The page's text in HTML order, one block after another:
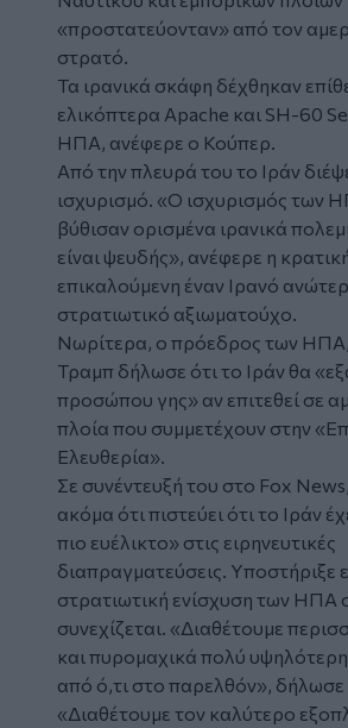
«προστατεύονταν» από τον
στρατό.
Τα ιρανικά σκάφη δέχθηκαν
ελικόπτερα Apache και SH-60
ΗΠΑ, ανέφερε ο Κούπερ.
Από την πλευρά του το Ιράν
ισχυρισμό. «Ο ισχυρισμός των
βύθισαν ορισμένα ιρανικά
είναι ψευδής», ανέφερε η
επικαλούμενη έναν Ιρανό
στρατιωτικό αξιωματούχο.
Νωρίτερα, ο πρόεδρος των
Τραμπ δήλωσε ότι το Ιράν θα
προσώπου γης» αν επιτεθεί σε
πλοία που συμμετέχουν στην
Ελευθερία».
Σε συνέντευξή του στο Fox
ακόμα ότι πιστεύει ότι το Ιράν
πιο ευέλικτο» στις ειρηνευτικές
διαπραγματεύσεις. Υποστήριξε
στρατιωτική ενίσχυση των ΗΠΑ
συνεχίζεται. «Διαθέτουμε
και πυρομαχικά πολύ
από ό,τι στο παρελθόν»,
«Διαθέτουμε τον καλύτερο